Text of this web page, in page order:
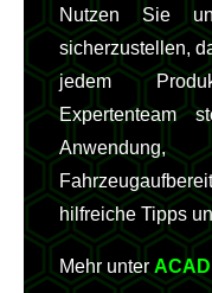
Nutzen Sie
sicherzustellen,
jedem
Expertenteam
hilfreiche Tipps
Mehr unter